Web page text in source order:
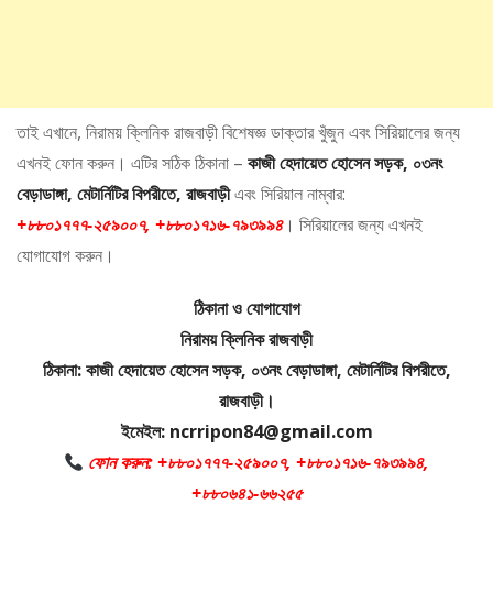
তাই এখানে, নিরাময় ক্লিনিক রাজবাড়ী বিশেষজ্ঞ ডাক্তার খুঁজুন এবং সিরিয়ালের জন্য
এখনই ফোন করুন। এটির সঠিক ঠিকানা – কাজী হেদায়েত হোসেন সড়ক, ০৩নং
বেড়াডাঙ্গা, মেটার্নিটির বিপরীতে, রাজবাড়ীএবং সিরিয়াল নাম্বার:
+৮৮০১৭৭৭-২৫৯০০৭, +৮৮০১৭১৬-৭৯৩৯৯৪। সিরিয়ালের জন্য এখনই
যোগাযোগ করুন।
ঠিকানা ও যোগাযোগ
নিরাময় ক্লিনিক রাজবাড়ী
ঠিকানা: কাজী হেদায়েত হোসেন সড়ক, ০৩নং বেড়াডাঙ্গা, মেটার্নিটির বিপরীতে,
রাজবাড়ী।
ইমেইল: ncrripon84@gmail.com
ফোন করুন: +৮৮০১৭৭৭-২৫৯০০৭, +৮৮০১৭১৬-৭৯৩৯৯৪,
+৮৮০৬৪১-৬৬২৫৫